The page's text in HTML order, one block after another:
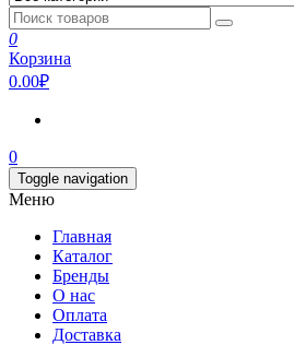
0
Корзина
0.00₽
0
Toggle navigation
Меню
Главная
Каталог
Бренды
О нас
Оплата
Доставка